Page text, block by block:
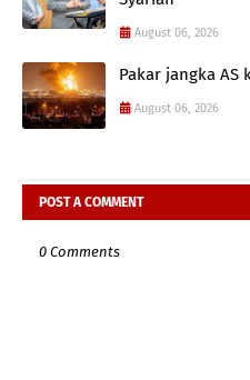
August 06, 2026
Pakar jangka AS
August 06, 2026
POST A COMMENT
0 Comments